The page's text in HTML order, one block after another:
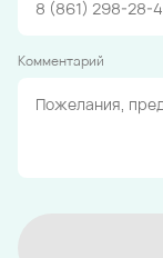
Комментарий